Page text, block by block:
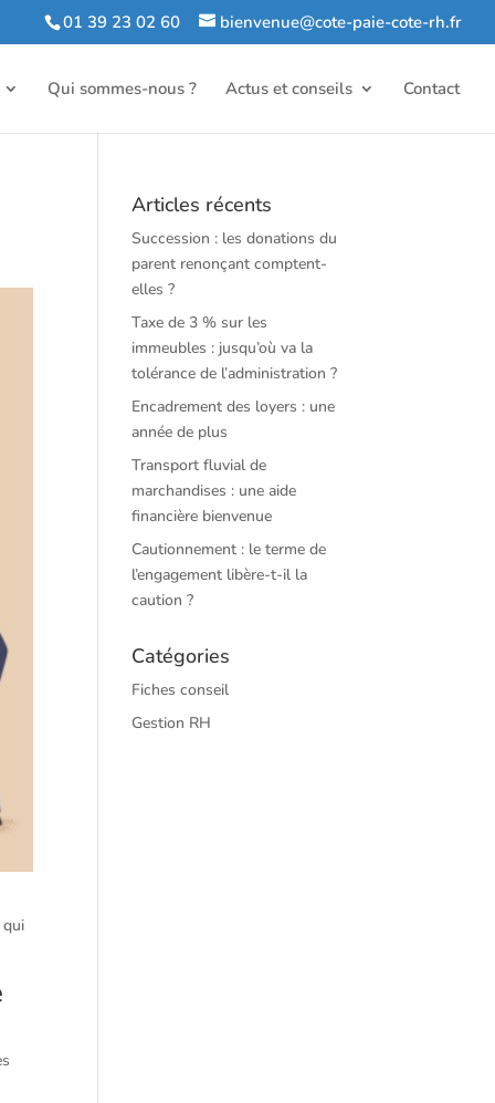
01 39 23 02 60 bienvenue@cote-paie-cote-rh.fr
Qui sommes-nous ? Actus et conseils Contact
Articles récents
Succession : les donations du
parent renonçant comptent-
elles ?
Taxe de 3 % sur les
immeubles : jusqu’où va la
tolérance de l’administration ?
Encadrement des loyers : une
année de plus
Transport fluvial de
marchandises : une aide
financière bienvenue
Cautionnement : le terme de
l’engagement libère-t-il la
caution ?
Catégories
Fiches conseil
Gestion RH